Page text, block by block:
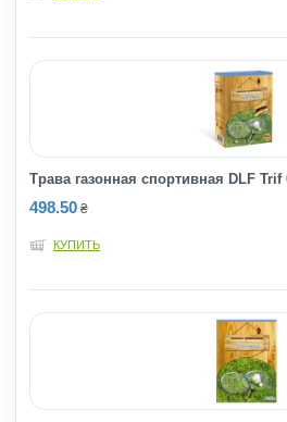
Трава газонная спортивная DLF Trif
498.50 ₴
КУПИТЬ